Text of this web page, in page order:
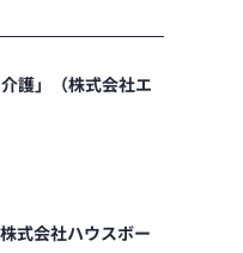
護」（株式会社エ
式会社ハウスボー